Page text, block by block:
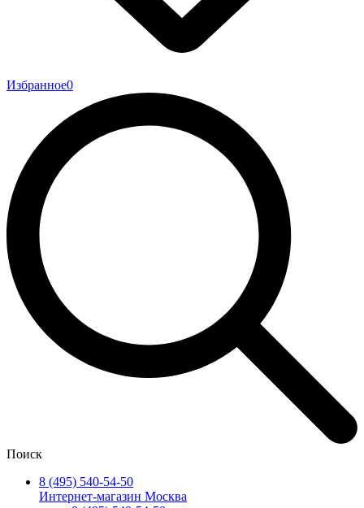
Избранное0
Поиск
8 (495) 540-54-50
Интернет-магазин Москва